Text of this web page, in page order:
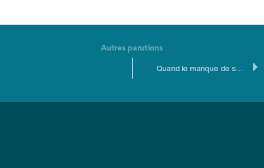
Autres parutions
Quand le manque de sommeil fait grossir et empêche de maigrir